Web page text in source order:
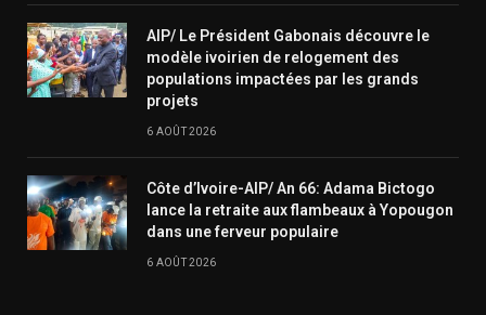
AIP/ Le Président Gabonais découvre le
modèle ivoirien de relogement des
populations impactées par les grands
projets
6 AOÛT 2026
Côte d’Ivoire-AIP/ An 66: Adama Bictogo
lance la retraite aux flambeaux à Yopougon
dans une ferveur populaire
6 AOÛT 2026